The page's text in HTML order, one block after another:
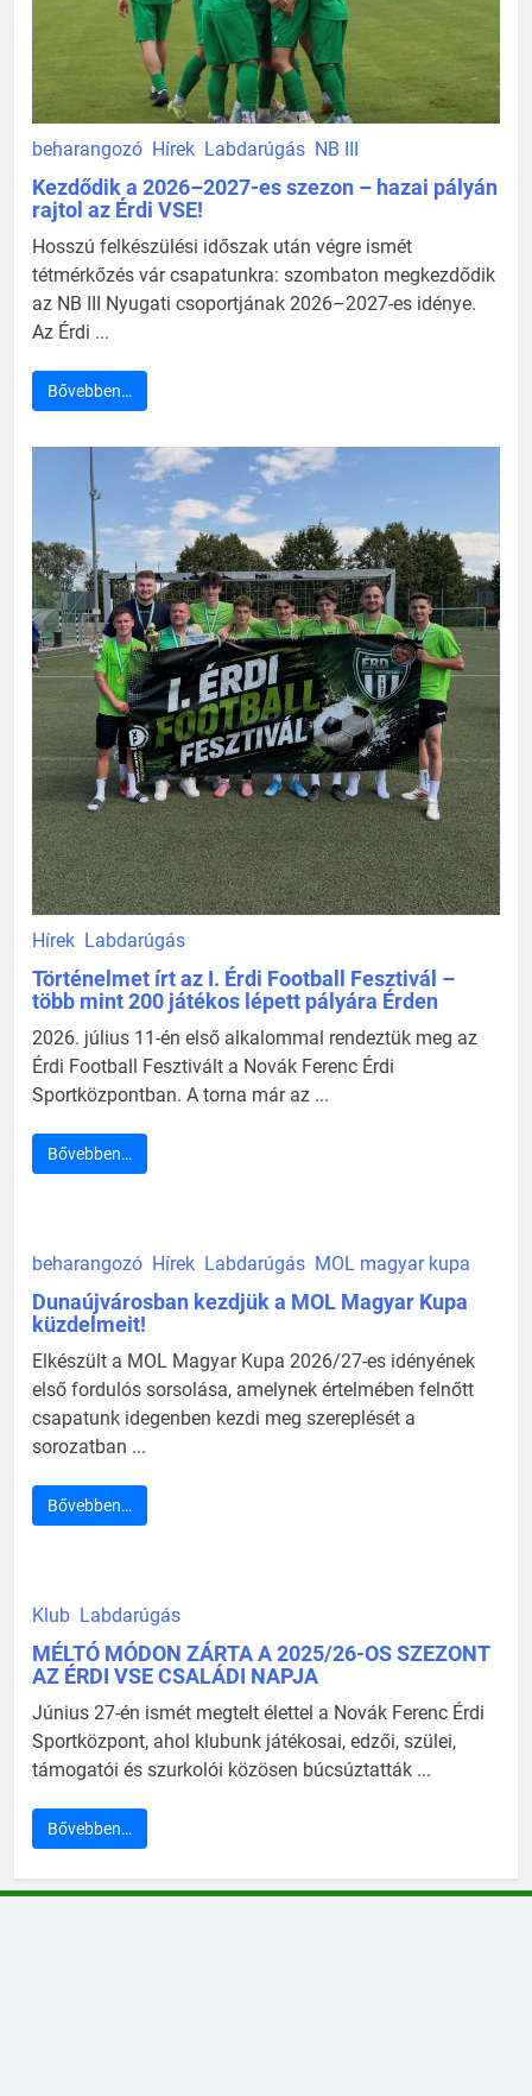
beharangozó Hírek Labdarúgás NB III
Kezdődik a 2026–2027-es szezon – hazai pályán
rajtol az Érdi VSE!
Hosszú felkészülési időszak után végre ismét
tétmérkőzés vár csapatunkra: szombaton megkezdődik
az NB III Nyugati csoportjának 2026–2027-es idénye.
Az Érdi ...
Bővebben…
Hírek Labdarúgás
Történelmet írt az I. Érdi Football Fesztivál –
több mint 200 játékos lépett pályára Érden
2026. július 11-én első alkalommal rendeztük meg az
Érdi Football Fesztivált a Novák Ferenc Érdi
Sportközpontban. A torna már az ...
Bővebben…
beharangozó Hírek Labdarúgás MOL magyar kupa
Dunaújvárosban kezdjük a MOL Magyar Kupa
küzdelmeit!
Elkészült a MOL Magyar Kupa 2026/27-es idényének
első fordulós sorsolása, amelynek értelmében felnőtt
csapatunk idegenben kezdi meg szereplését a
sorozatban ...
Bővebben…
Klub Labdarúgás
MÉLTÓ MÓDON ZÁRTA A 2025/26-OS SZEZONT
AZ ÉRDI VSE CSALÁDI NAPJA
Június 27-én ismét megtelt élettel a Novák Ferenc Érdi
Sportközpont, ahol klubunk játékosai, edzői, szülei,
támogatói és szurkolói közösen búcsúztatták ...
Bővebben…